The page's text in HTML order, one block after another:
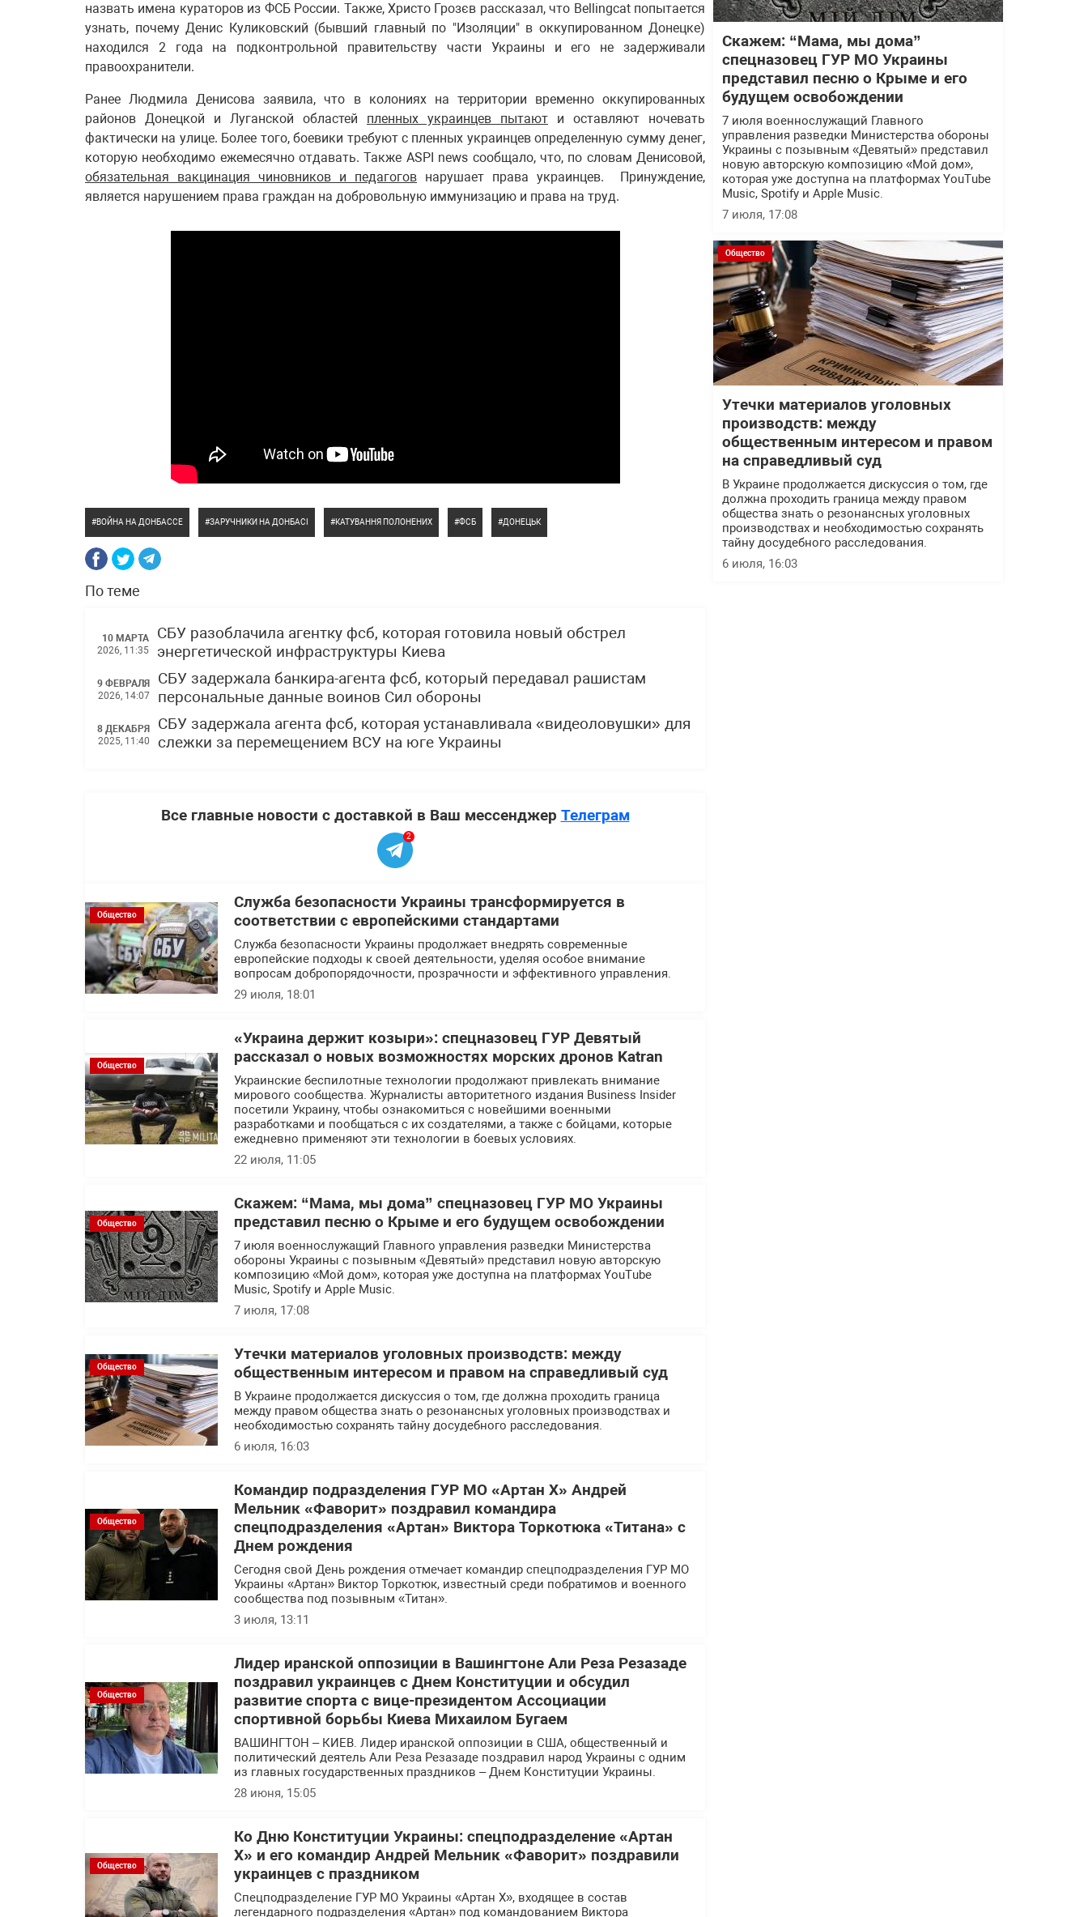
назвать имена кураторов из ФСБ России. Также, Христо Грозєв рассказал, что Bellingcat попытается
узнать, почему Денис Куликовский (бывший главный по "Изоляции" в оккупированном Донецке)
находился 2 года на подконтрольной правительству части Украины и его не задерживали
правоохранители.
Ранее Людмила Денисова заявила, что в колониях на территории временно оккупированных
районов Донецкой и Луганской областей пленных украинцев пытают и оставляют ночевать
фактически на улице. Более того, боевики требуют с пленных украинцев определенную сумму денег,
которую необходимо ежемесячно отдавать. Также ASPI news сообщало, что, по словам Денисовой,
обязательная вакцинация чиновников и педагогов нарушает права украинцев. Принуждение,
является нарушением права граждан на добровольную иммунизацию и права на труд.
ВОЙНА НА ДОНБАССЕ ЗАРУЧНИКИ НА ДОНБАСІ КАТУВАННЯ ПОЛОНЕНИХ ФСБ ДОНЕЦЬК
По теме
10 МАРТА
2026, 11:35
СБУ разоблачила агентку фсб, которая готовила новый обстрел
энергетической инфраструктуры Киева
9 ФЕВРАЛЯ
2026, 14:07
СБУ задержала банкира-агента фсб, который передавал рашистам
персональные данные воинов Сил обороны
8 ДЕКАБРЯ
2025, 11:40
СБУ задержала агента фсб, которая устанавливала «видеоловушки» для
слежки за перемещением ВСУ на юге Украины
Все главные новости с доставкой в Ваш мессенджер Телеграм
2
Общество
Служба безопасности Украины трансформируется в
соответствии с европейскими стандартами
Служба безопасности Украины продолжает внедрять современные
европейские подходы к своей деятельности, уделяя особое внимание
вопросам добропорядочности, прозрачности и эффективного управления.
29 июля, 18:01
Общество
«Украина держит козыри»: спецназовец ГУР Девятый
рассказал о новых возможностях морских дронов Katran
Украинские беспилотные технологии продолжают привлекать внимание
мирового сообщества. Журналисты авторитетного издания Business Insider
посетили Украину, чтобы ознакомиться с новейшими военными
разработками и пообщаться с их создателями, а также с бойцами, которые
ежедневно применяют эти технологии в боевых условиях.
22 июля, 11:05
Общество
Скажем: “Мама, мы дома” спецназовец ГУР МО Украины
представил песню о Крыме и его будущем освобождении
7 июля военнослужащий Главного управления разведки Министерства
обороны Украины с позывным «Девятый» представил новую авторскую
композицию «Мой дом», которая уже доступна на платформах YouTube
Music, Spotify и Apple Music.
7 июля, 17:08
Общество
Утечки материалов уголовных производств: между
общественным интересом и правом на справедливый суд
В Украине продолжается дискуссия о том, где должна проходить граница
между правом общества знать о резонансных уголовных производствах и
необходимостью сохранять тайну досудебного расследования.
6 июля, 16:03
Общество
Командир подразделения ГУР МО «Артан Х» Андрей
Мельник «Фаворит» поздравил командира
спецподразделения «Артан» Виктора Торкотюка «Титана» с
Днем рождения
Сегодня свой День рождения отмечает командир спецподразделения ГУР МО
Украины «Артан» Виктор Торкотюк, известный среди побратимов и военного
сообщества под позывным «Титан».
3 июля, 13:11
Общество
Лидер иранской оппозиции в Вашингтоне Али Реза Резазаде
поздравил украинцев с Днем Конституции и обсудил
развитие спорта с вице-президентом Ассоциации
спортивной борьбы Киева Михаилом Бугаем
ВАШИНГТОН – КИЕВ. Лидер иранской оппозиции в США, общественный и
политический деятель Али Реза Резазаде поздравил народ Украины с одним
из главных государственных праздников – Днем Конституции Украины.
28 июня, 15:05
Общество
Ко Дню Конституции Украины: спецподразделение «Артан
Х» и его командир Андрей Мельник «Фаворит» поздравили
украинцев с праздником
Спецподразделение ГУР МО Украины «Артан Х», входящее в состав
легендарного подразделения «Артан» под командованием Виктора
Скажем: “Мама, мы дома”
спецназовец ГУР МО Украины
представил песню о Крыме и его
будущем освобождении
7 июля военнослужащий Главного
управления разведки Министерства обороны
Украины с позывным «Девятый» представил
новую авторскую композицию «Мой дом»,
которая уже доступна на платформах YouTube
Music, Spotify и Apple Music.
7 июля, 17:08
Общество
Утечки материалов уголовных
производств: между
общественным интересом и правом
на справедливый суд
В Украине продолжается дискуссия о том, где
должна проходить граница между правом
общества знать о резонансных уголовных
производствах и необходимостью сохранять
тайну досудебного расследования.
6 июля, 16:03